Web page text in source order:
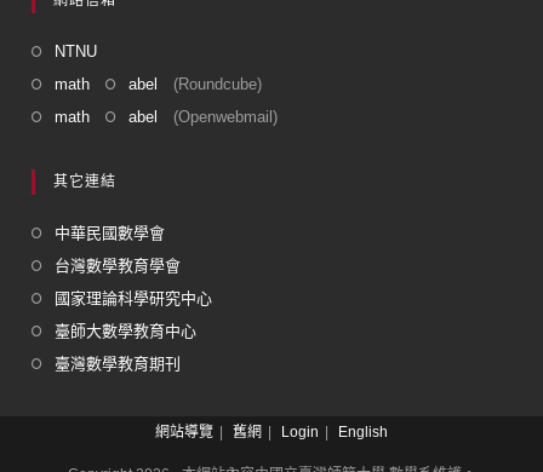
NTNU
math
abel
(Roundcube)
math
abel (Openwebmail)
其它連結
中華民國數學會
台灣數學教育學會
國家理論科學研究中心
臺師大數學教育中心
臺灣數學教育期刊
網站導覽 舊網 Login English